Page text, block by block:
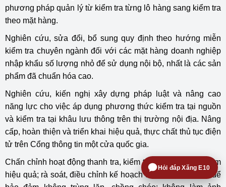
phương pháp quản lý từ kiểm tra từng lô hàng sang kiểm tra
theo mặt hàng.
Nghiên cứu, sửa đổi, bổ sung quy định theo hướng miễn
kiểm tra chuyên ngành đối với các mặt hàng doanh nghiệp
nhập khẩu số lượng nhỏ để sử dụng nội bộ, nhất là các sản
phẩm đã chuẩn hóa cao.
Nghiên cứu, kiến nghị xây dựng pháp luật và nâng cao
năng lực cho việc áp dụng phương thức kiểm tra tại nguồn
và kiểm tra tại khâu lưu thông trên thị trường nội địa. Nâng
cấp, hoàn thiện và triển khai hiệu quả, thực chất thủ tục điện
tử trên Cổng thông tin một cửa quốc gia.
Chấn chỉnh hoạt động thanh tra, kiểm tra doanh nghiệp kém
hiệu quả; rà soát, điều chỉnh kế hoạch thanh tra, kiểm tra để
Hỏi đáp Xăng E10